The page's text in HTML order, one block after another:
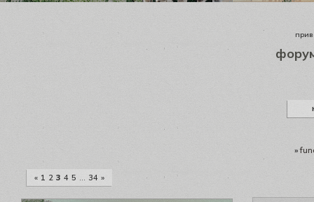
»
« 1 2 3 4 5 … 34 »